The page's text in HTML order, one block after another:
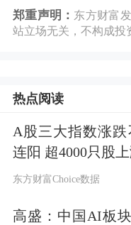
排队，“有人
Warren（沃伦）
另一件趣事则
排馆Gorat‘s有
马哈的时候，
郑重声明： 东方财富
站立场无关，不构成投
热点阅读
A股三大指数涨
连阳 超4000只股
东方财富Choice数据
高盛：中国AI板